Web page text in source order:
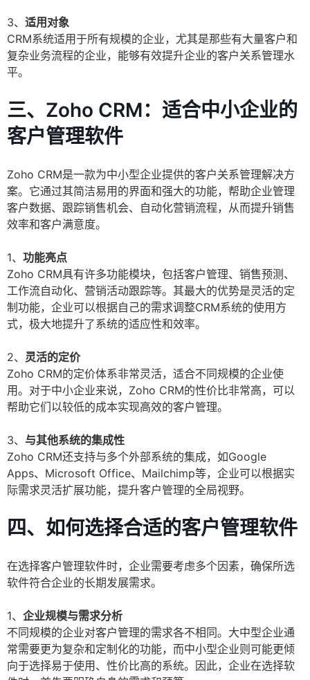
3、 适用对象
CRM系统适用于所有规模的企业，尤其是那些有大量客户和
复杂业务流程的企业，能够有效提升企业的客户关系管理水
平。
三、Zoho CRM：适合中小企业的
客户管理软件
Zoho CRM是一款为中小型企业提供的客户关系管理解决方
案。它通过其简洁易用的界面和强大的功能，帮助企业管理
客户数据、跟踪销售机会、自动化营销流程，从而提升销售
效率和客户满意度。
1、 功能亮点
Zoho CRM具有许多功能模块，包括客户管理、销售预测、
工作流自动化、营销活动跟踪等。其最大的优势是灵活的定
制功能，企业可以根据自己的需求调整CRM系统的使用方
式，极大地提升了系统的适应性和效率。
2、 灵活的定价
Zoho CRM的定价体系非常灵活，适合不同规模的企业使
用。对于中小企业来说，Zoho CRM的性价比非常高，可以
帮助它们以较低的成本实现高效的客户管理。
3、 与其他系统的集成性
Zoho CRM还支持与多个外部系统的集成，如Google
Apps、Microsoft Office、Mailchimp等，企业可以根据实
际需求灵活扩展功能，提升客户管理的全局视野。
四、如何选择合适的客户管理软件
在选择客户管理软件时，企业需要考虑多个因素，确保所选
软件符合企业的长期发展需求。
1、 企业规模与需求分析
不同规模的企业对客户管理的需求各不相同。大中型企业通
常需要更为复杂和定制化的功能，而中小型企业则可能更倾
向于选择易于使用、性价比高的系统。因此，企业在选择软